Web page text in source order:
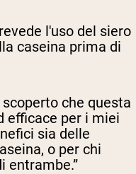
l'uso del siero
caseina prima di
che questa
efficace per i miei
sia delle
o per chi
entrambe.”